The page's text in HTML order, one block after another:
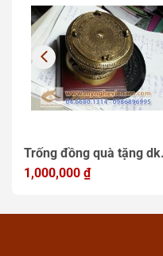
Trống đồng quà tặng dk
10cm, mẫu quà tặng điện
1,000,000 ₫